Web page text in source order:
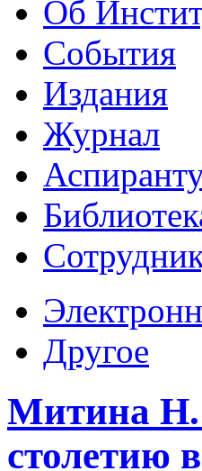
Об
События
Издания
Журнал
Другое
Митина Н.
столетию